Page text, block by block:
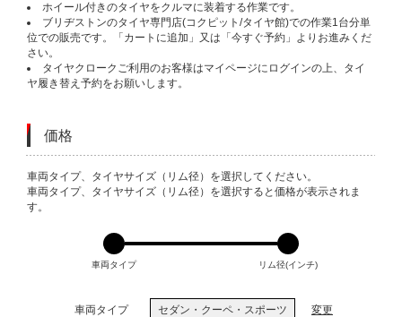
ホイール付きのタイヤをクルマに装着する作業です。
ブリヂストンのタイヤ専門店(コクピット/タイヤ館)での作業1台分単
位での販売です。「カートに追加」又は「今すぐ予約」よりお進みくだ
さい。
タイヤクロークご利用のお客様はマイページにログインの上、タイ
ヤ履き替え予約をお願いします。
価格
VARIATIONS
車両タイプ、タイヤサイズ（リム径）を選択してください。
車両タイプ、タイヤサイズ（リム径）を選択すると価格が表示されま
す。
車両タイプ リム径(インチ)
車両タイプ セダン・クーペ・スポーツ 変更